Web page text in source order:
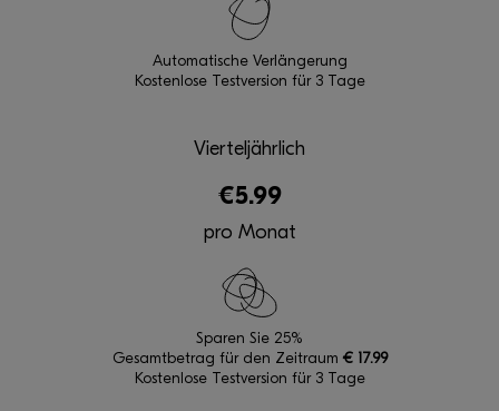
Automatische Verlängerung
Kostenlose Testversion für 3 Tage
Vierteljährlich
€5.99
pro Monat
Sparen Sie 25%
Gesamtbetrag für den Zeitraum €17.99
Kostenlose Testversion für 3 Tage